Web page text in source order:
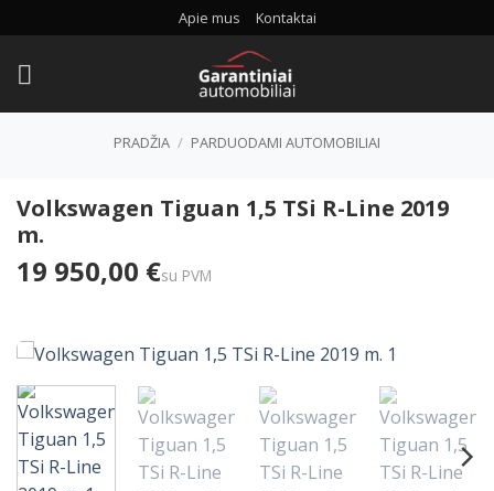
to
content
Apie mus Kontaktai
PRADŽIA / PARDUODAMI AUTOMOBILIAI
Volkswagen Tiguan 1,5 TSi R-Line 2019
m.
19 950,00 €su PVM